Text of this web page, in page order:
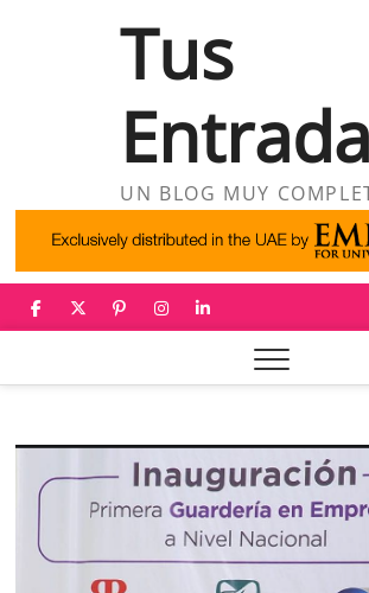
Tus
UN BLOG MUY
facebook
twitter
pinterest
instagram
linkedin